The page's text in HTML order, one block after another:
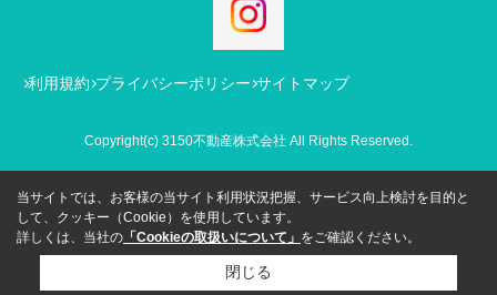
利用規約 プライバシーポリシー サイトマップ
Copyright(c) 3150不動産株式会社 All Rights Reserved.
当サイトでは、お客様の当サイト利用状況把握、サービス向上検討を目的と
して、クッキー（Cookie）を使用しています。
詳しくは、当社の 「Cookieの取扱いについて」 をご確認ください。
閉じる